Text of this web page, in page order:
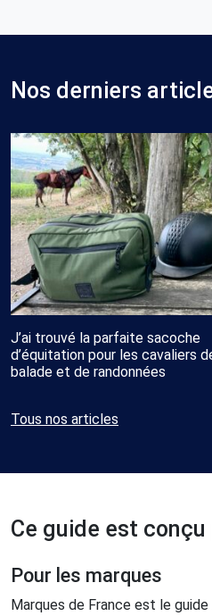
Nos derniers
J’ai trouvé la parfaite sacoche
d’équitation pour les cavaliers
balade et de randonnées
Tous nos articles
Ce guide est conçu
Pour les marques
Marques de France est le